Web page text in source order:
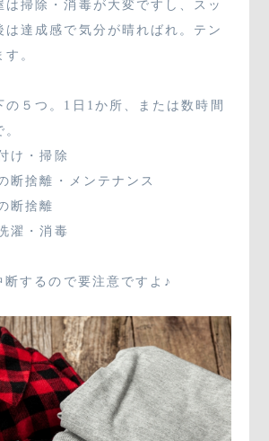
は掃除・消毒が大変ですし、スッ
は達成感で気分が晴ればれ。テン
。
の５つ。1日1か所、または数時間
け・掃除
断捨離・メンテナンス
断捨離
濯・消毒
するので要注意ですよ♪